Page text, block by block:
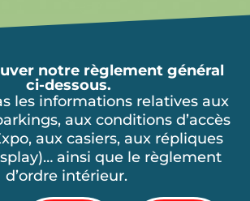
notre règlement général
ci-dessous.
les informations relatives aux
aux conditions d’accès
aux casiers, aux répliques
ainsi que le règlement
d’ordre intérieur.